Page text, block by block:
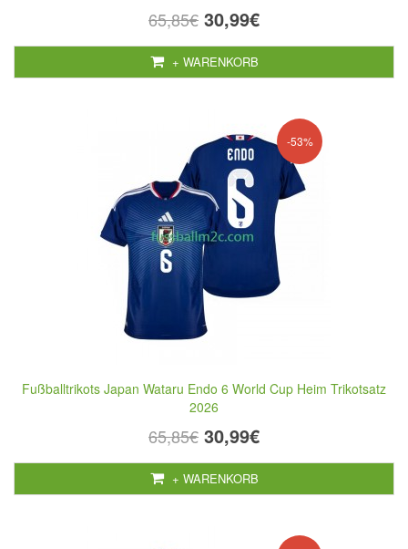
65,85€ 30,99€
+ WARENKORB
-53%
Fußballtrikots Japan Wataru Endo 6 World Cup Heim Trikotsatz
2026
65,85€ 30,99€
+ WARENKORB